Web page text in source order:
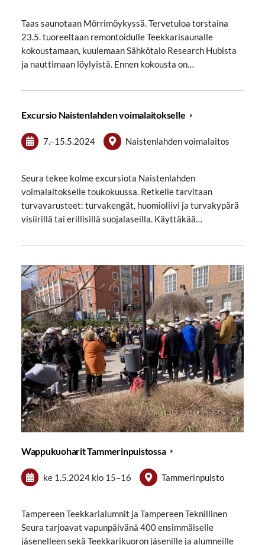
Taas saunotaan Mörrimöykyssä. Tervetuloa torstaina
23.5. tuoreeltaan remontoidulle Teekkarisaunalle
kokoustamaan, kuulemaan Sähkötalo Research Hubista
ja nauttimaan löylyistä. Ennen kokousta on…
Excursio Naistenlahden voimalaitokselle
7.–15.5.2024 Naistenlahden voimalaitos
Seura tekee kolme excursiota Naistenlahden
voimalaitokselle toukokuussa. Retkelle tarvitaan
turvavarusteet: turvakengät, huomioliivi ja turvakypärä
visiirillä tai erillisillä suojalaseilla. Käyttäkää…
Wappukuoharit Tammerinpuistossa
ke 1.5.2024 klo 15–16 Tammerinpuisto
Tampereen Teekkarialumnit ja Tampereen Teknillinen
Seura tarjoavat vapunpäivänä 400 ensimmäiselle
jäsenelleen sekä Teekkarikuoron jäsenille ja alumneille